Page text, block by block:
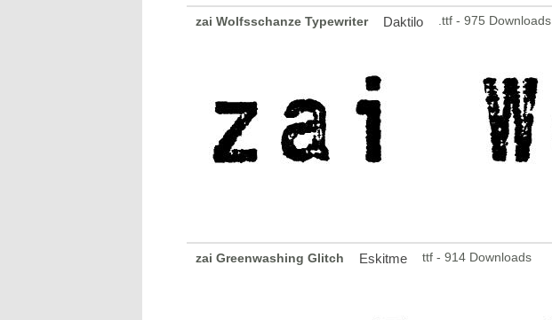
zai Wolfsschanze Typewriter Daktilo .ttf - 975 Downloads
zai Greenwashing Glitch Eskitme ttf - 914 Downloads